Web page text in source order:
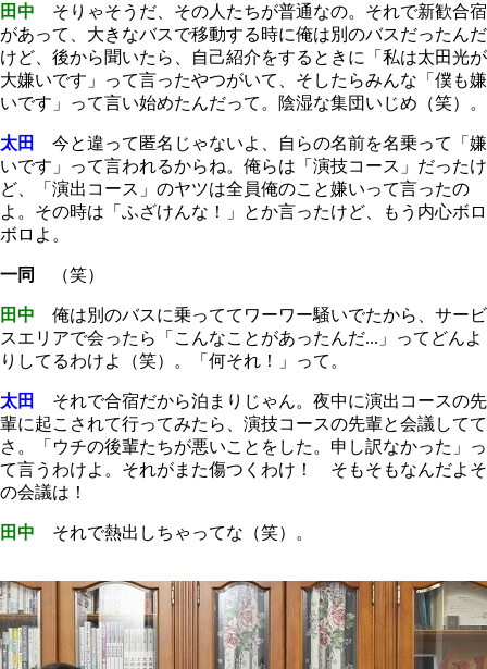
田中 そりゃそうだ、その人たちが普通なの。それで新歓合宿
があって、大きなバスで移動する時に俺は別のバスだったんだ
けど、後から聞いたら、自己紹介をするときに「私は太田光が
大嫌いです」って言ったやつがいて、そしたらみんな「僕も嫌
いです」って言い始めたんだって。陰湿な集団いじめ（笑）。
太田
今と違って匿名じゃないよ、自らの名前を名乗って「嫌
いです」って言われるからね。俺らは「演技コース」だったけ
ど、「演出コース」のヤツは全員俺のこと嫌いって言ったの
よ。その時は「ふざけんな！」とか言ったけど、もう内心ボロ
ボロよ。
一同 （笑）
田中 俺は別のバスに乗っててワーワー騒いでたから、サービ
スエリアで会ったら「こんなことがあったんだ...」ってどんよ
りしてるわけよ（笑）。「何それ！」って。
太田
それで合宿だから泊まりじゃん。夜中に演出コースの先
輩に起こされて行ってみたら、演技コースの先輩と会議してて
さ。「ウチの後輩たちが悪いことをした。申し訳なかった」っ
て言うわけよ。それがまた傷つくわけ！ そもそもなんだよそ
の会議は！
田中 それで熱出しちゃってな（笑）。